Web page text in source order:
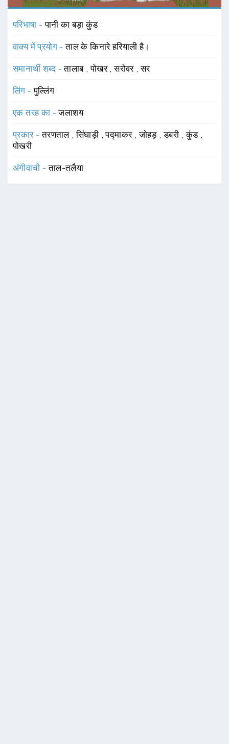
परिभाषा -पानी का बड़ा कुंड
वाक्य में प्रयोग -ताल के किनारे हरियाली है।
समानार्थी शब्द -तालाब ,पोखर ,सरोवर ,सर
लिंग -पुल्लिंग
एक तरह का -जलाशय
प्रकार -तरणताल ,सिंघाड़ी ,पद्माकर ,जोहड़ ,डबरी ,कुंड
पोखरी
अंगीवाची -ताल-तलैया